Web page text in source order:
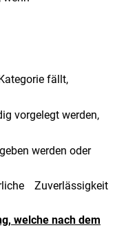
fällt,
vorgelegt werden,
werden oder
Zuverlässigkeit
welche nach dem